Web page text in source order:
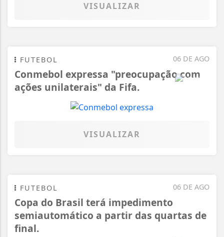
VISUALIZAR
06 DE AGO
FUTEBOL
Conmebol expressa "preocupação com
ações unilaterais" da Fifa.
VISUALIZAR
06 DE AGO
FUTEBOL
Copa do Brasil terá impedimento
semiautomático a partir das quartas de
final.